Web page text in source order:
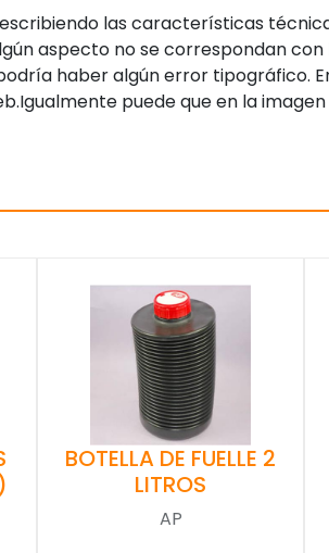
las características
aspecto no se correspondan
haber algún error
puede que en la
BOTELLA DE FUELLE 2
LITROS
AP